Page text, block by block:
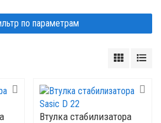
по параметрам
Втулка стабилизатора